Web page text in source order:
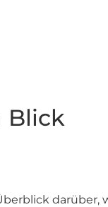
Blick